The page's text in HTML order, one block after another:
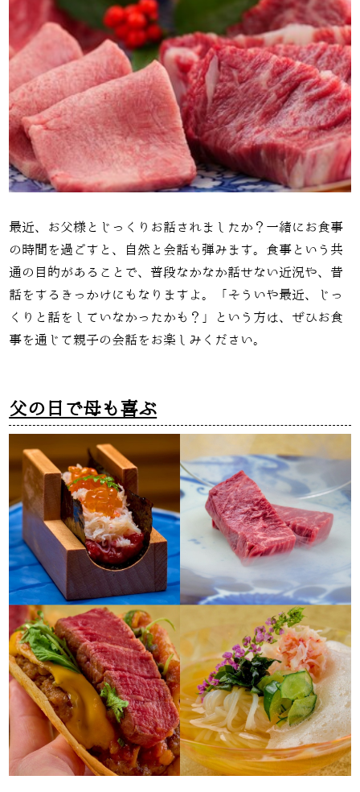
最近、お父様とじっくりお話されましたか？一緒にお食事
の時間を過ごすと、自然と会話も弾みます。食事という共
通の目的があることで、普段なかなか話せない近況や、昔
話をするきっかけにもなりますよ。「そういや最近、じっ
くりと話をしていなかったかも？」という方は、ぜひお食
事を通じて親子の会話をお楽しみください。
父の日で母も喜ぶ